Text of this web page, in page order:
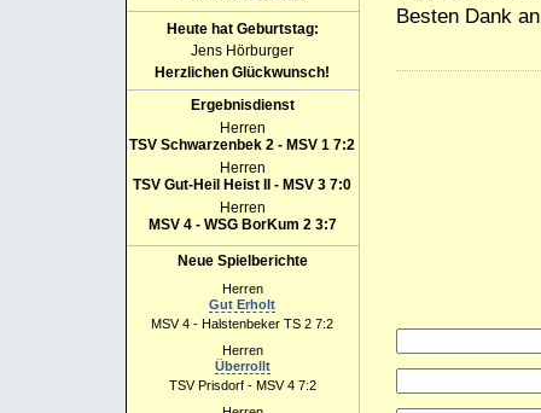
Heute hat Geburtstag:
Jens Hörburger
Herzlichen Glückwunsch!
Ergebnisdienst
Herren
TSV Schwarzenbek 2 - MSV 1 7:2
Herren
TSV Gut-Heil Heist II - MSV 3 7:0
Herren
MSV 4 - WSG BorKum 2 3:7
Neue Spielberichte
Herren
Gut Erholt
MSV 4 - Halstenbeker TS 2 7:2
Herren
Überrollt
TSV Prisdorf - MSV 4 7:2
Besten Dank